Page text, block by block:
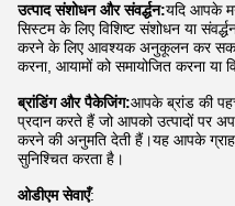
उत्पाद संशोधन और संवर्द्धन:यदि आपके
सिस्टम के लिए विशिष्ट संशोधन या
करने के लिए आवश्यक अनुकूलन कर सकते
करना, आयामों को समायोजित करना या
ब्रांडिंग और पैकेजिंग:आपके ब्रांड की
प्रदान करते हैं जो आपको उत्पादों पर
करने की अनुमति देती हैं।यह आपके
सुनिश्चित करता है।
ओडीएम सेवाएँ: